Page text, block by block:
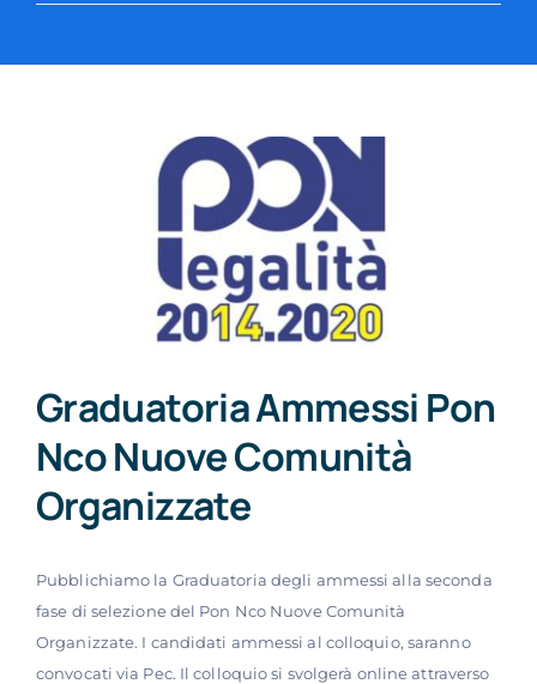
Graduatoria Ammessi Pon
Nco Nuove Comunità
Organizzate
Pubblichiamo la Graduatoria degli ammessi alla seconda
fase di selezione del Pon Nco Nuove Comunità
Organizzate. I candidati ammessi al colloquio, saranno
convocati via Pec. Il colloquio si svolgerà online attraverso